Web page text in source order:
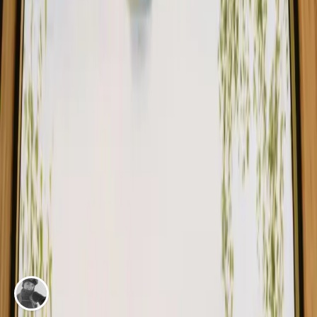
Eventyrhistorier i Danmark
Ægte ture og ophold – fortalt af gæsterne selv.